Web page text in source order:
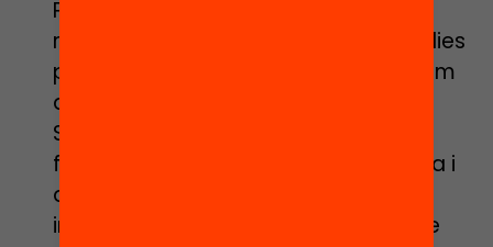
Perquè la cura dels nostres infants
recau, sens dubte, en les seves famílies
però també en les seves escoles, com
a institucions socials fonamentals.
Sense una escola que custòdia, de
forma presencial, a la nostra infància i
a la nostra joventut, a més, és
impossible desplegar les funcions de